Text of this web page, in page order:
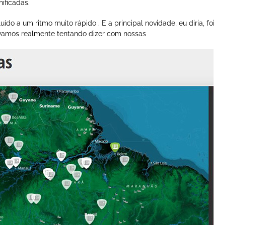
a um ritmo muito rápido . E a principal novidade, eu diria, foi
realmente tentando dizer com nossas